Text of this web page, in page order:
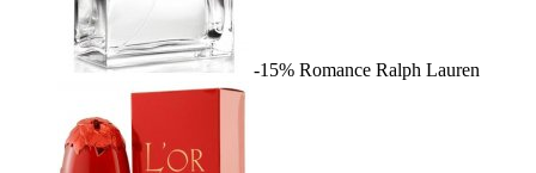
-15% Romance Ralph Lauren